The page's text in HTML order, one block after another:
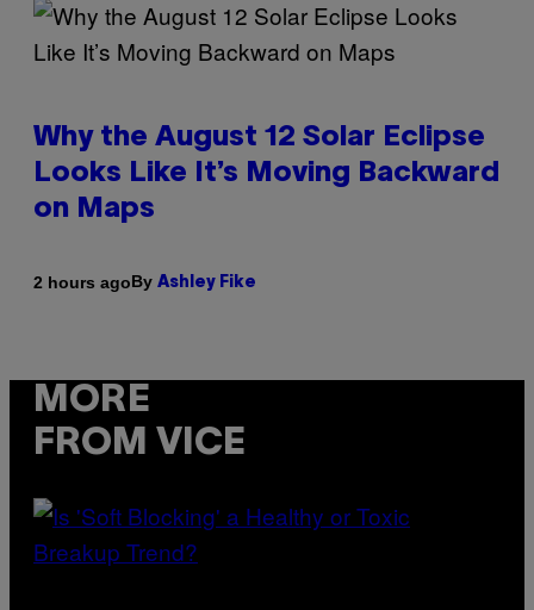
Why the August 12 Solar Eclipse
Looks Like It’s Moving Backward
on Maps
2 hours agoBy Ashley Fike
MORE
FROM VICE